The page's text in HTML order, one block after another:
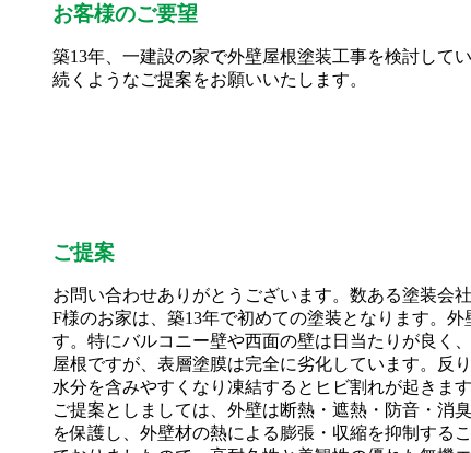
お客様のご要望
築13年、一建設の家で外壁屋根塗装工事を検討して
続くようなご提案をお願いいたします。
ご提案
お問い合わせありがとうございます。数ある塗装会
F様のお家は、築13年で初めての塗装となります。
す。特にバルコニー壁や西面の壁は日当たりが良く
屋根ですが、表層塗膜は完全に劣化しています。反
水分を含みやすくなり凍結するとヒビ割れが起きま
ご提案としましては、外壁は断熱・遮熱・防音・消
を保護し、外壁材の熱による膨張・収縮を抑制する